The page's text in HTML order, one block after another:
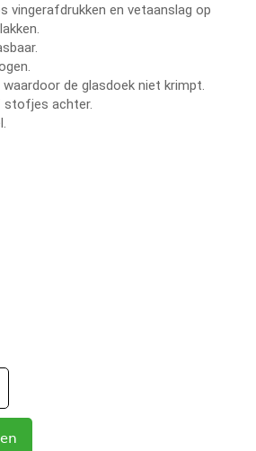
vingerafdrukken en vetaanslag op
de glasdoek niet krimpt.
stofjes achter.